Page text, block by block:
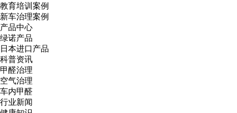
教育培训案例
新车治理案例
产品中心
绿诺产品
日本进口产品
科普资讯
甲醛治理
空气治理
车内甲醛
行业新闻